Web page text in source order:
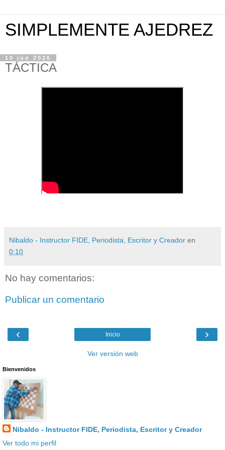
SIMPLEMENTE AJEDREZ
10 jun 2026
TÁCTICA
Nibaldo - Instructor FIDE, Periodista, Escritor y Creador en
0:10
No hay comentarios:
Publicar un comentario
‹ ›
Inicio
Ver versión web
Bienvenidos
Nibaldo - Instructor FIDE, Periodista, Escritor y Creador
Ver todo mi perfil